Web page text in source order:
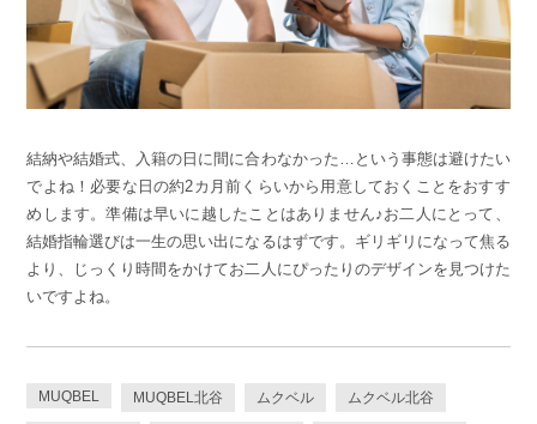
結納や結婚式、入籍の日に間に合わなかった…という事態は避けたい
でよね！必要な日の約2カ月前くらいから用意しておくことをおすす
めします。準備は早いに越したことはありません♪お二人にとって、
結婚指輪選びは一生の思い出になるはずです。ギリギリになって焦る
より、じっくり時間をかけてお二人にぴったりのデザインを見つけた
いですよね。
MUQBEL MUQBEL北谷 ムクベル ムクベル北谷